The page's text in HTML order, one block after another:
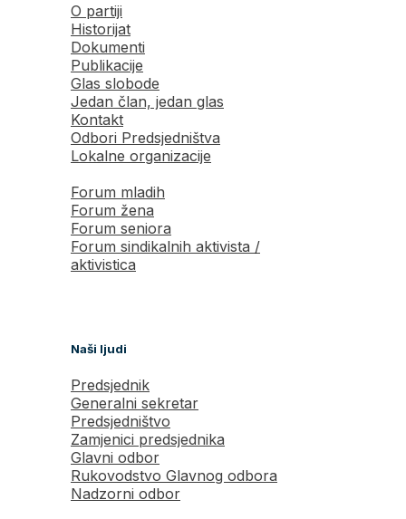
O partiji
Historijat
Dokumenti
Publikacije
Glas slobode
Jedan član, jedan glas
Kontakt
Odbori Predsjedništva
Lokalne organizacije
Forum mladih
Forum žena
Forum seniora
Forum sindikalnih aktivista /
aktivistica
Naši ljudi
Predsjednik
Generalni sekretar
Predsjedništvo
Zamjenici predsjednika
Glavni odbor
Rukovodstvo Glavnog odbora
Nadzorni odbor